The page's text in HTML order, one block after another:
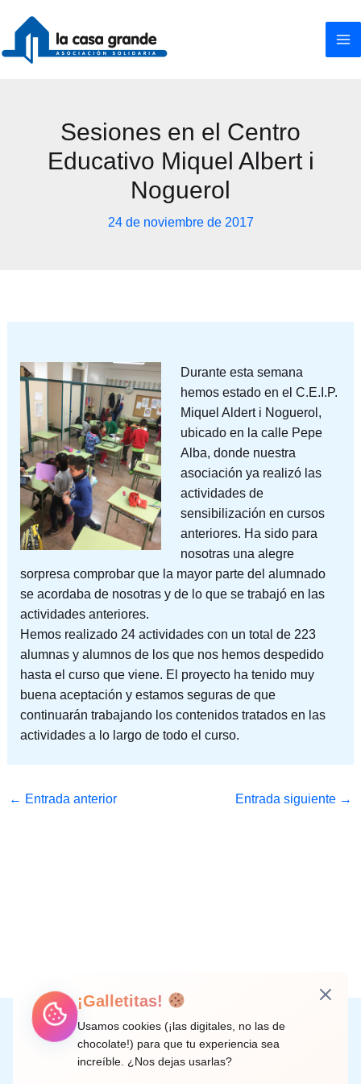
contenido
Sesiones en el Centro
Educativo Miquel Albert i
Noguerol
24 de noviembre de 2017
Durante esta semana
hemos estado en el C.E.I.P.
Miquel Aldert i Noguerol,
ubicado en la calle Pepe
Alba, donde nuestra
asociación ya realizó las
actividades de
sensibilización en cursos
anteriores. Ha sido para
nosotras una alegre
sorpresa comprobar que la mayor parte del alumnado
se acordaba de nosotras y de lo que se trabajó en las
actividades anteriores.
Hemos realizado 24 actividades con un total de 223
alumnas y alumnos de los que nos hemos despedido
hasta el curso que viene. El proyecto ha tenido muy
buena aceptación y estamos seguras de que
continuarán trabajando los contenidos tratados en las
actividades a lo largo de todo el curso.
← Entrada anterior Entrada siguiente →
Instagram
Facebook
X LinkedIn
Correo electrónico
¡Galletitas!
Usamos cookies (¡las digitales, no las de
chocolate!) para que tu experiencia sea
increíble. ¿Nos dejas usarlas?